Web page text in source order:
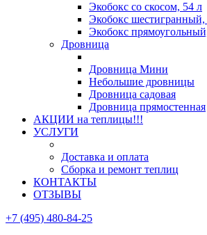
Экобокс со скосом, 54 л
Экобокс шестигранный,
Экобокс
Дровница
Дровница Мини
Небольшие дровницы
Дровница садовая
Дровница прямостенная
АКЦИИ на теплицы!!!
УСЛУГИ
Доставка и оплата
Сборка и ремонт теплиц
КОНТАКТЫ
ОТЗЫВЫ
+7 (495) 480-84-25